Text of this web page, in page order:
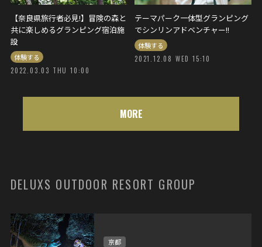
【奈良県旅行者必見!】冒険の森と
共に楽しめるグランピング宿泊施
設
体験する
2022.03.03 THU 10:00
テーマパーク一体型グランピング
でシンリンアドベンチャー!!
体験する
2021.12.08 WED 15:10
MORE
DELUXS OUTDOOR RESORT GROUP
京都